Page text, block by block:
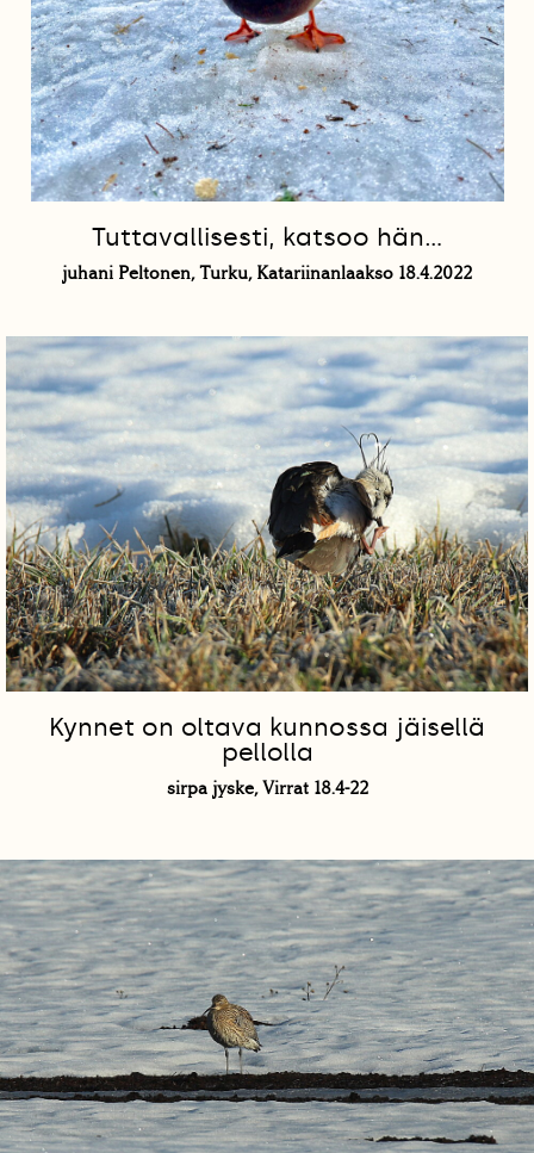
Tuttavallisesti, katsoo hän...
juhani Peltonen, Turku, Katariinanlaakso 18.4.2022
Kynnet on oltava kunnossa jäisellä
pellolla
sirpa jyske, Virrat 18.4-22